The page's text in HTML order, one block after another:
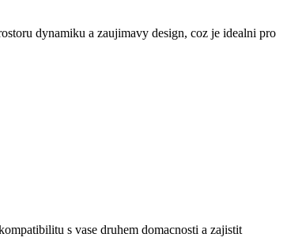
dynamiku a zaujimavy design, coz je idealni pro
s vase druhem domacnosti a zajistit